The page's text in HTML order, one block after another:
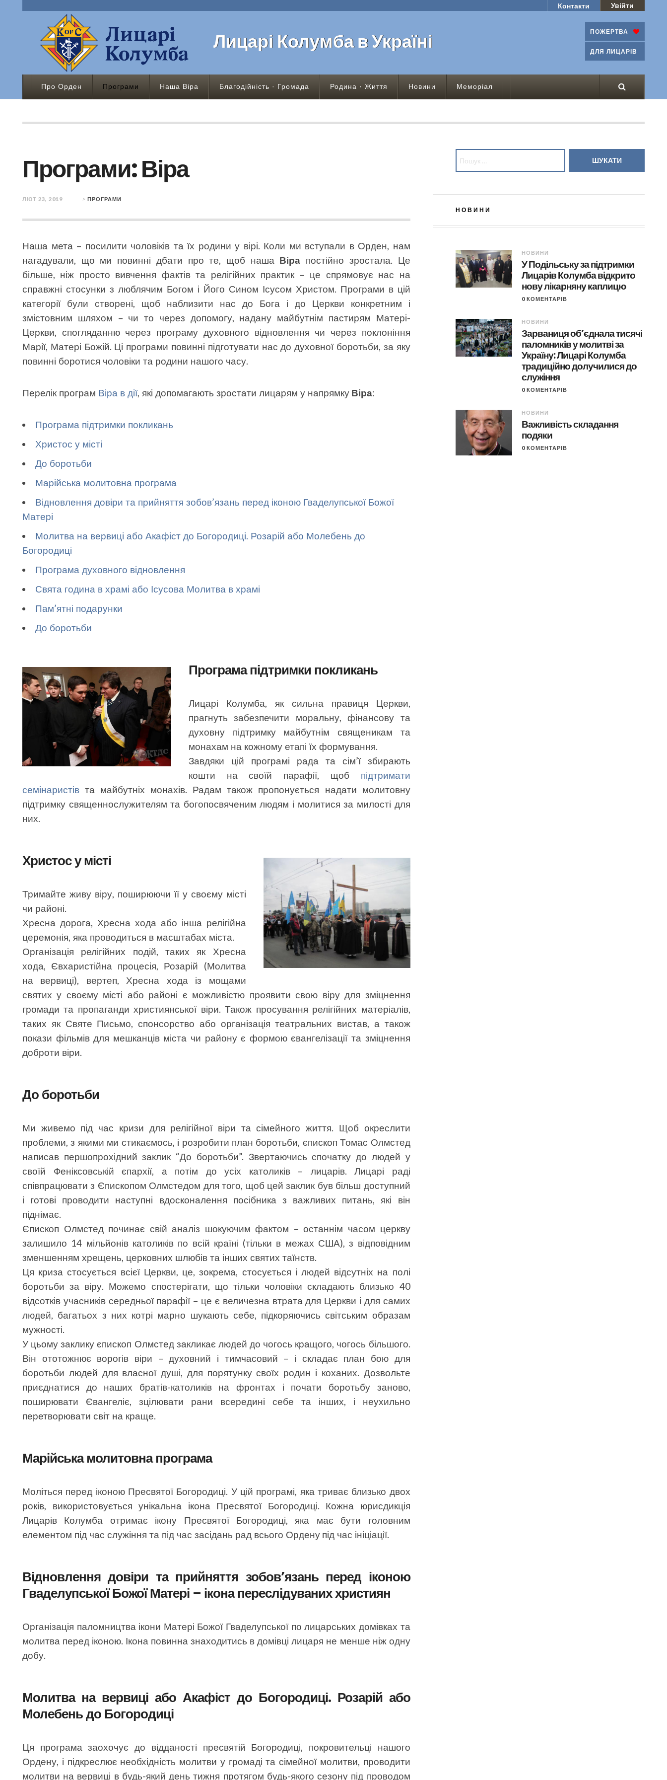
Контакти Увійти
Лицарі Колумба в Україні ПОЖЕРТВА
ДЛЯ ЛИЦАРІВ
Про Орден Програми Наша Віра Благодійність · Громада Родина · Життя Новини Меморіал
Програми: Віра
ЛЮТ 23, 2019 > ПРОГРАМИ
Наша мета – посилити чоловіків та їх родини у вірі. Коли ми вступали в Орден, нам
нагадували, що ми повинні дбати про те, щоб наша Віра постійно зростала. Це
більше, ніж просто вивчення фактів та релігійних практик – це спрямовує нас на
справжні стосунки з люблячим Богом і Його Сином Ісусом Христом. Програми в цій
категорії були створені, щоб наблизити нас до Бога і до Церкви конкретним і
змістовним шляхом – чи то через допомогу, надану майбутнім пастирям Матері-
Церкви, спогляданню через програму духовного відновлення чи через поклоніння
Марії, Матері Божій. Ці програми повинні підготувати нас до духовної боротьби, за яку
повинні боротися чоловіки та родини нашого часу.
Перелік програм Віра в дії, які допомагають зростати лицарям у напрямку Віра:
Програма підтримки покликань
Христос у місті
До боротьби
Марійська молитовна програма
Відновлення довіри та прийняття зобов’язань перед іконою Гваделупської Божої
Матері
Молитва на вервиці або Акафіст до Богородиці. Розарій або Молебень до
Богородиці
Програма духовного відновлення
Свята година в храмі або Ісусова Молитва в храмі
Пам’ятні подарунки
До боротьби
Програма підтримки покликань
Лицарі Колумба, як сильна правиця Церкви,
прагнуть забезпечити моральну, фінансову та
духовну підтримку майбутнім священикам та
монахам на кожному етапі їх формування.
Завдяки цій програмі рада та сім’ї збирають
кошти на своїй парафії, щоб підтримати
семінаристів та майбутніх монахів. Радам також пропонується надати молитовну
підтримку священнослужителям та богопосвяченим людям і молитися за милості для
них.
Христос у місті
Тримайте живу віру, поширюючи її у своєму місті
чи районі.
Хресна дорога, Хресна хода або інша релігійна
церемонія, яка проводиться в масштабах міста.
Організація релігійних подій, таких як Хресна
хода, Євхаристійна процесія, Розарій (Молитва
на вервиці), вертеп, Хресна хода із мощами
святих у своєму місті або районі є можливістю проявити свою віру для зміцнення
громади та пропаганди християнської віри. Також просування релігійних матеріалів,
таких як Святе Письмо, спонсорство або організація театральних вистав, а також
покази фільмів для мешканців міста чи району є формою євангелізації та зміцнення
доброти віри.
До боротьби
Ми живемо під час кризи для релігійної віри та сімейного життя. Щоб окреслити
проблеми, з якими ми стикаємось, і розробити план боротьби, єпископ Томас Олмстед
написав першопрохідний заклик “До боротьби”. Звертаючись спочатку до людей у
своїй Феніксовській єпархії, а потім до усіх католиків – лицарів. Лицарі раді
співпрацювати з Єпископом Олмстедом для того, щоб цей заклик був більш доступний
і готові проводити наступні вдосконалення посібника з важливих питань, які він
піднімає.
Єпископ Олмстед починає свій аналіз шокуючим фактом – останнім часом церкву
залишило 14 мільйонів католиків по всій країні (тільки в межах США), з відповідним
зменшенням хрещень, церковних шлюбів та інших святих таїнств.
Ця криза стосується всієї Церкви, це, зокрема, стосується і людей відсутніх на полі
боротьби за віру. Можемо спостерігати, що тільки чоловіки складають близько 40
відсотків учасників середньої парафії – це є величезна втрата для Церкви і для самих
людей, багатьох з них котрі марно шукають себе, підкоряючись світським образам
мужності.
У цьому заклику єпископ Олмстед закликає людей до чогось кращого, чогось більшого.
Він ототожнює ворогів віри – духовний і тимчасовий – і складає план бою для
боротьби людей для власної душі, для порятунку своїх родин і коханих. Дозвольте
приєднатися до наших братів-католиків на фронтах і почати боротьбу заново,
поширювати Євангеліє, зцілювати рани всередині себе та інших, і неухильно
перетворювати світ на краще.
Марійська молитовна програма
Моліться перед іконою Пресвятої Богородиці. У цій програмі, яка триває близько двох
років, використовується унікальна ікона Пресвятої Богородиці. Кожна юрисдикція
Лицарів Колумба отримає ікону Пресвятої Богородиці, яка має бути головним
елементом під час служіння та під час засідань рад всього Ордену під час ініціації.
Відновлення довіри та прийняття зобов’язань перед іконою
Гваделупської Божої Матері – ікона переслідуваних християн
Організація паломництва ікони Матері Божої Гваделупської по лицарських домівках та
молитва перед іконою. Ікона повинна знаходитись в домівці лицаря не менше ніж одну
добу.
Молитва на вервиці або Акафіст до Богородиці. Розарій або
Молебень до Богородиці
Ця програма заохочує до відданості пресвятій Богородиці, покровительці нашого
Ордену, і підкреслює необхідність молитви у громаді та сімейної молитви, проводити
молитви на вервиці в будь-який день тижня протягом будь-якого сезону під проводом
НОВИНИ
НОВИНИ
У Подільську за підтримки
Лицарів Колумба відкрито
нову лікарняну каплицю
0 КОМЕНТАРІВ
НОВИНИ
Зарваниця об’єднала тисячі
паломників у молитві за
Україну: Лицарі Колумба
традиційно долучилися до
служіння
0 КОМЕНТАРІВ
НОВИНИ
Важливість складання
подяки
0 КОМЕНТАРІВ